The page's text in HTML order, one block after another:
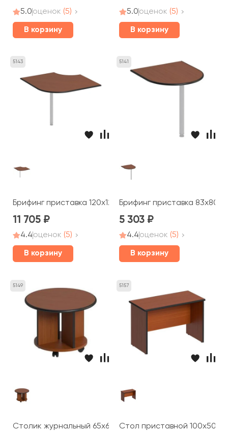
5.0оценок (5)
В корзину
5.0оценок (5)
В корзину
5143
Брифинг приставка 120x120x2,5 Дин-Р
11 705
4.4оценок (5)
В корзину
5141
Брифинг приставка
5 303
4.4оценок (5)
В корзину
5149
Столик журнальный 65x65x49 Дин-Р
5157
Стол приставной